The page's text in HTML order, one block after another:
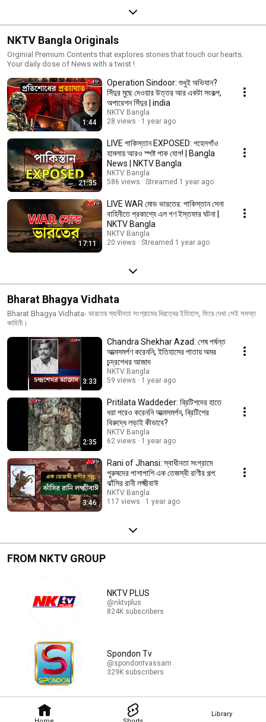
Library
NKTV Bangla Originals
Orginial Premium Contents that explores stories that touch our hearts.
Your daily dose of News with a twist !
1:44
Operation Sindoor: শুধুই অভিযান?
সিঁদুর মুছে দেওয়ার উত্তর আর একটা সংকল্প,
অপারেশন সিঁদুর | india
NKTV Bangla
28 views
1 year ago
21:35
LIVE পাকিস্তান EXPOSED: পহেলগাঁও
হামলায় আরও স্পষ্ট পাক যোগ! | Bangla
News | NKTV Bangla
NKTV Bangla
586 views
Streamed 1 year ago
17:11
LIVE WAR মোড ভারতের: পাকিস্তান সেনা
বাহিনীতে প্রকাশ্যে এল গণ ইস্তফার ঘটনা |
NKTV Bangla
NKTV Bangla
20 views
Streamed 1 year ago
Bharat Bhagya Vidhata
Bharat Bhagya Vidhata- ভারতের স্বাধীনতা সংগ্রামের বিরত্বের ইতিহাস, ফিরে দেখা সেই সমস্ত
কাহিনী।
3:33
Chandra Shekhar Azad: শেষ পর্ষন্ত
আত্মসমর্পণ করেননি, ইতিহাসের পাতায় অমর
চন্দ্রশেখর আজাদ
NKTV Bangla
59 views
1 year ago
2:35
Pritilata Waddeder: ব্রিটিশদের হাতে
ধরা পরেও করেননি আত্মসমর্পন, ব্রিটিশের
বিরুদ্ধে লড়াই কীভাবে?
NKTV Bangla
62 views
1 year ago
3:46
Rani of Jhansi: স্বাধীনতা সংগ্রামে
পুরুষদের পাশাপাশি এক তেজস্বী রাণীর গল্প:
ঝাঁসির রানী লক্ষ্মীবাঈ
NKTV Bangla
117 views
1 year ago
FROM NKTV GROUP
NKTV PLUS
@nktvplus
824K subscribers
Spondon Tv
@spondontvassam
329K subscribers